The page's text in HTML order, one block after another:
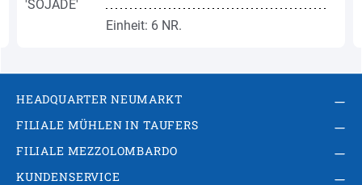
Einheit: 6 NR.
HEADQUARTER NEUMARKT
FILIALE MÜHLEN IN TAUFERS
FILIALE MEZZOLOMBARDO
KUNDENSERVICE